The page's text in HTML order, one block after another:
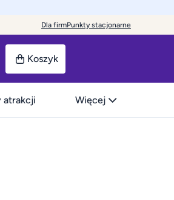
Dla firmPunkty stacjonarne
Koszyk
atrakcji Więcej